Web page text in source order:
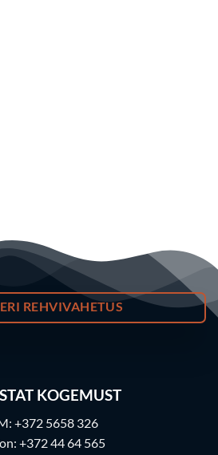
REHVIVAHETUS
KOGEMUST
+372 5658 326
+372 44 64 565